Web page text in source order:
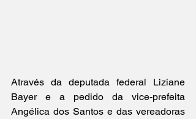
Através da deputada federal Liziane
Bayer e a pedido da vice-prefeita
Angélica dos Santos e das vereadoras